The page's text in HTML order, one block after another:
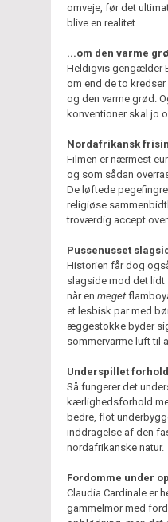
omveje, før det
blive en realitet.
...om den varme
Heldigvis gengælder
om end de to
og den varme grød.
konventioner skal jo
Nordafrikansk
Filmen er nærmest
og som sådan
De løftede
religiøse
troværdig accept over
Pussenusset
Historien får dog
slagside mod det lidt
når en meget
et lesbisk par med
æggestokke byder
sommervarme luft til
Underspillet forhold
Så fungerer det
kærlighedsforhold
bedre, flot
inddragelse af den
nordafrikanske natur.
Fordomme under
Claudia Cardinale er
gammelmor med